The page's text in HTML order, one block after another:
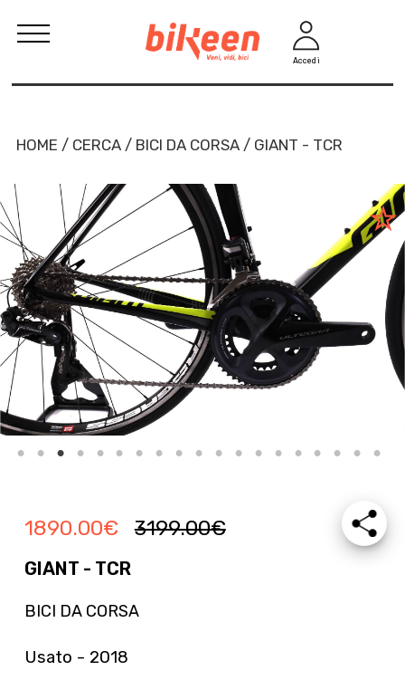
Accedi
HOME / CERCA / BICI DA CORSA / GIANT - TCR
1890.00€ 3199.00€
GIANT - TCR
BICI DA CORSA
Usato - 2018